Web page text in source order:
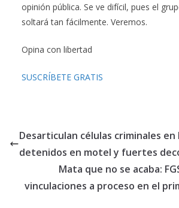
opinión pública. Se ve difícil, pues el
soltará tan fácilmente. Veremos.
Opina con libertad
SUSCRÍBETE GRATIS
Desarticulan células criminales
detenidos en motel y fuertes
Mata que no se acaba:
vinculaciones a proceso en el